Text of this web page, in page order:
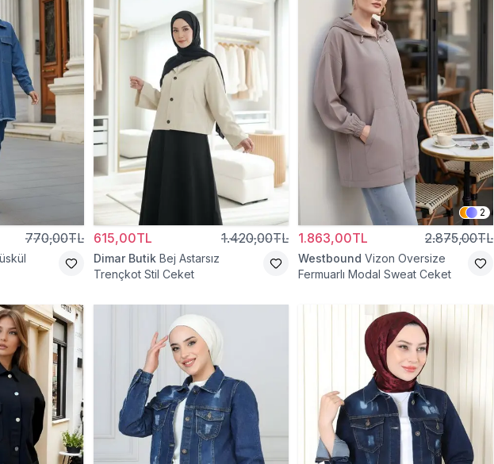
770,00TL 615,00TL 1.420,00TL
Dimar Butik Bej Astarsız
Trençkot Stil Ceket
2
1.863,00TL 2.875,00TL
Westbound Vizon Oversize
Fermuarlı Modal Sweat Ceket